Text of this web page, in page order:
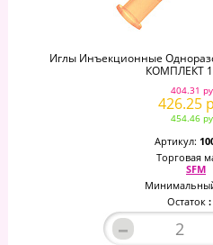
Иглы Инъекционные
КОМПЛЕКТ
404.31
426.25
454.46
Артикул:
Торговая
SFM
Остаток
–